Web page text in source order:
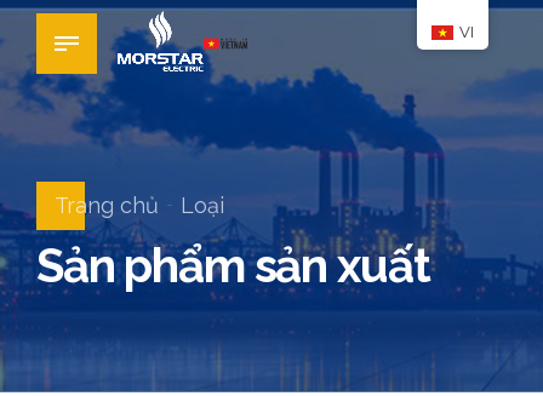
Trang chủ Loại
Sản phẩm sản xuất
VI